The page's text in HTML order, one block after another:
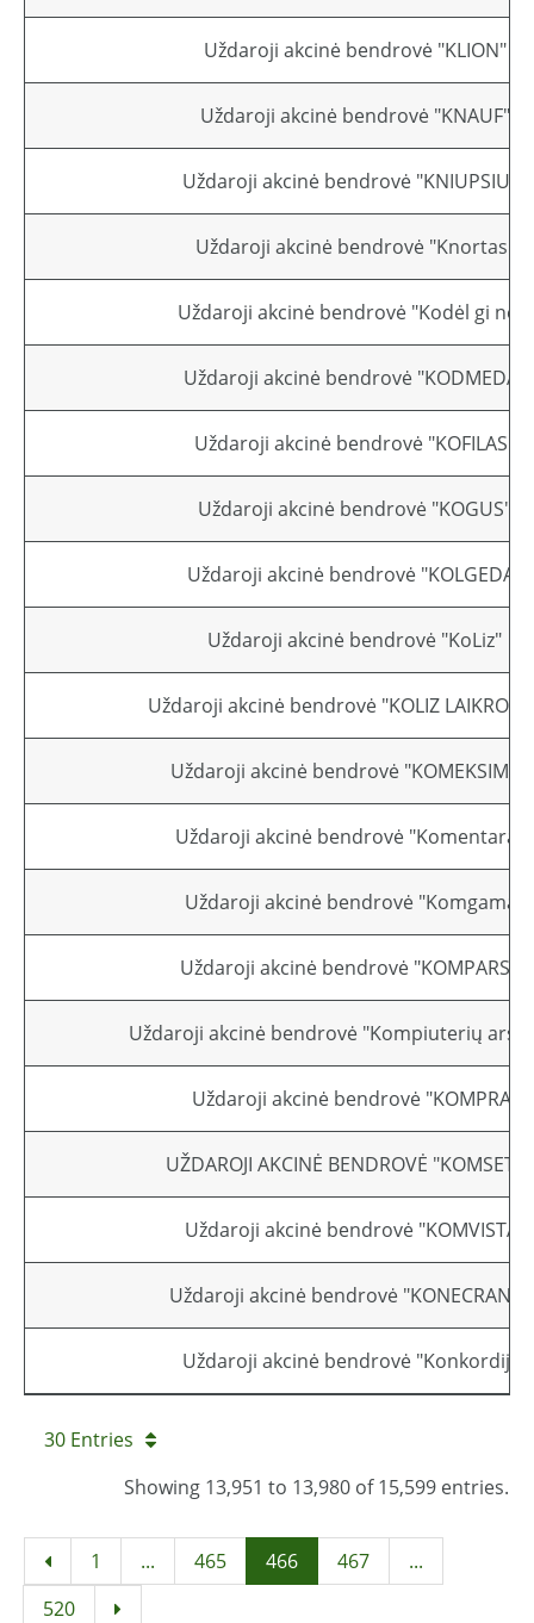
Uždaroji akcinė bendrovė "KLION"
Uždaroji akcinė bendrovė "KNAUF"
Uždaroji akcinė bendrovė "KNIUPSIUS"
Uždaroji akcinė bendrovė "Knortas"
Uždaroji akcinė bendrovė "Kodėl gi ne?"
Uždaroji akcinė bendrovė "KODMEDA"
Uždaroji akcinė bendrovė "KOFILAS"
Uždaroji akcinė bendrovė "KOGUS"
Uždaroji akcinė bendrovė "KOLGEDA"
Uždaroji akcinė bendrovė "KoLiz"
Uždaroji akcinė bendrovė "KOLIZ
Uždaroji akcinė bendrovė
Uždaroji akcinė bendrovė "Komentaras"
Uždaroji akcinė bendrovė "Komgama"
Uždaroji akcinė bendrovė "KOMPARSA"
Uždaroji akcinė bendrovė "Kompiuterių
Uždaroji akcinė bendrovė "KOMPRA"
UŽDAROJI AKCINĖ BENDROVĖ
Uždaroji akcinė bendrovė "KOMVISTA"
Uždaroji akcinė bendrovė
Uždaroji akcinė bendrovė "Konkordija"
30 Entries
Showing 13,951 to 13,980 of 15,599 entries.
1 ... 465 466 467
...
520